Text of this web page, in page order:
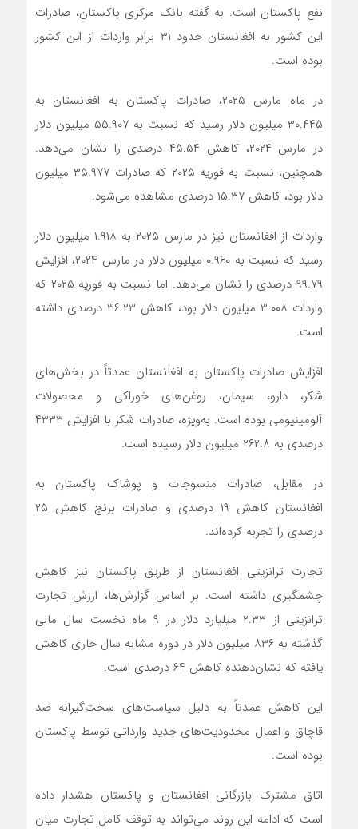
نفع پاکستان است. به گفته بانک مرکزی پاکستان، صادرات
این کشور به افغانستان حدود ۳۱ برابر واردات از این کشور
بوده است.
در ماه مارس ۲۰۲۵، صادرات پاکستان به افغانستان به
۳۰.۴۴۵ میلیون دلار رسید که نسبت به ۵۵.۹۰۷ میلیون دلار
در مارس ۲۰۲۴، کاهش ۴۵.۵۴ درصدی را نشان می‌دهد.
همچنین، نسبت به فوریه ۲۰۲۵ که صادرات ۳۵.۹۷۷ میلیون
دلار بود، کاهش ۱۵.۳۷ درصدی مشاهده می‌شود.
واردات از افغانستان نیز در مارس ۲۰۲۵ به ۱.۹۱۸ میلیون دلار
رسید که نسبت به ۰.۹۶۰ میلیون دلار در مارس ۲۰۲۴، افزایش
۹۹.۷۹ درصدی را نشان می‌دهد. اما نسبت به فوریه ۲۰۲۵ که
واردات ۳.۰۰۸ میلیون دلار بود، کاهش ۳۶.۲۳ درصدی داشته
است.
افزایش صادرات پاکستان به افغانستان عمدتاً در بخش‌های
شکر، دارو، سیمان، روغن‌های خوراکی و محصولات
آلومینیومی بوده است. به‌ویژه، صادرات شکر با افزایش ۴۳۳۳
درصدی به ۲۶۲.۸ میلیون دلار رسیده است.
در مقابل، صادرات منسوجات و پوشاک پاکستان به
افغانستان کاهش ۱۹ درصدی و صادرات برنج کاهش ۲۵
درصدی را تجربه کرده‌اند.
تجارت ترانزیتی افغانستان از طریق پاکستان نیز کاهش
چشمگیری داشته است. بر اساس گزارش‌ها، ارزش تجارت
ترانزیتی از ۲.۳۳ میلیارد دلار در ۹ ماه نخست سال مالی
گذشته به ۸۳۶ میلیون دلار در دوره مشابه سال جاری کاهش
یافته که نشان‌دهنده کاهش ۶۴ درصدی است.
این کاهش عمدتاً به دلیل سیاست‌های سخت‌گیرانه ضد
قاچاق و اعمال محدودیت‌های جدید وارداتی توسط پاکستان
بوده است.
اتاق مشترک بازرگانی افغانستان و پاکستان هشدار داده
است که ادامه این روند می‌تواند به توقف کامل تجارت میان